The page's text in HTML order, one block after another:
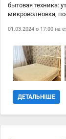
бытовая техника:
микроволновка,
города.
01.03.2024 о 17:00 на
ДЕТАЛЬНІШЕ